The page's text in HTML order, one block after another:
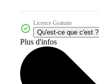
Licence Gratuite
Qu'est-ce que c'est ?
Plus d'infos